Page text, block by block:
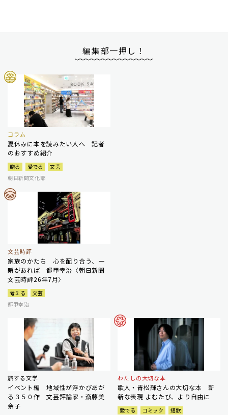
編集部一押し！
コラム
夏休みに本を読みたい人へ 記者
のおすすめ紹介
贈る 愛でる
文芸
朝日新聞文化部
文芸時評
家族のかたち 心を配り合う、一
瞬があれば 都甲幸治〈朝日新聞
文芸時評26年7月〉
考える
文芸
都甲幸治
旅する文学
イベント編 地域性が浮かびあが
る３５０作 文芸評論家・斎藤美
奈子
わたしの大切な本
歌人・青松輝さんの大切な本 斬
新な表現 よむたび、より自由に
愛でる コミック 短歌